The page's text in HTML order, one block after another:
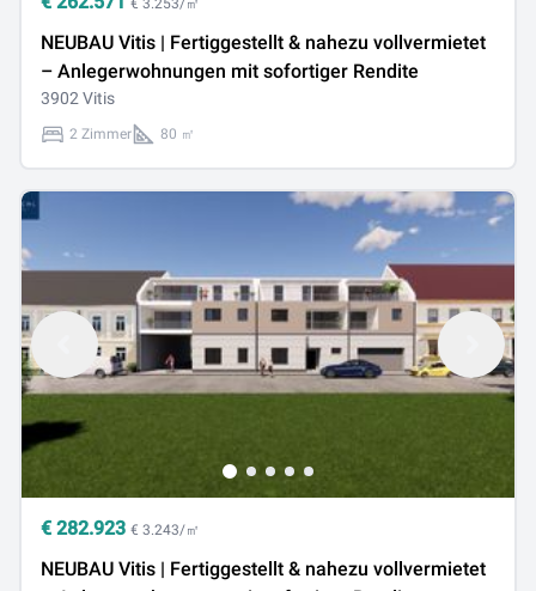
€ 3.253/㎡
NEUBAU Vitis | Fertiggestellt & nahezu vollvermietet
– Anlegerwohnungen mit sofortiger Rendite
3902 Vitis
2 Zimmer 80 ㎡
€ 282.923 € 3.243/㎡
NEUBAU Vitis | Fertiggestellt & nahezu vollvermietet